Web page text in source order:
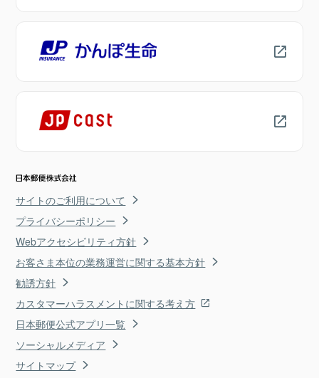
サイトのご利用について
プライバシーポリシー
Webアクセシビリティ方針
お客さま本位の業務運営に関する基本方針
勧誘方針
カスタマーハラスメントに関する考え方
日本郵便公式アプリ一覧
ソーシャルメディア
サイトマップ